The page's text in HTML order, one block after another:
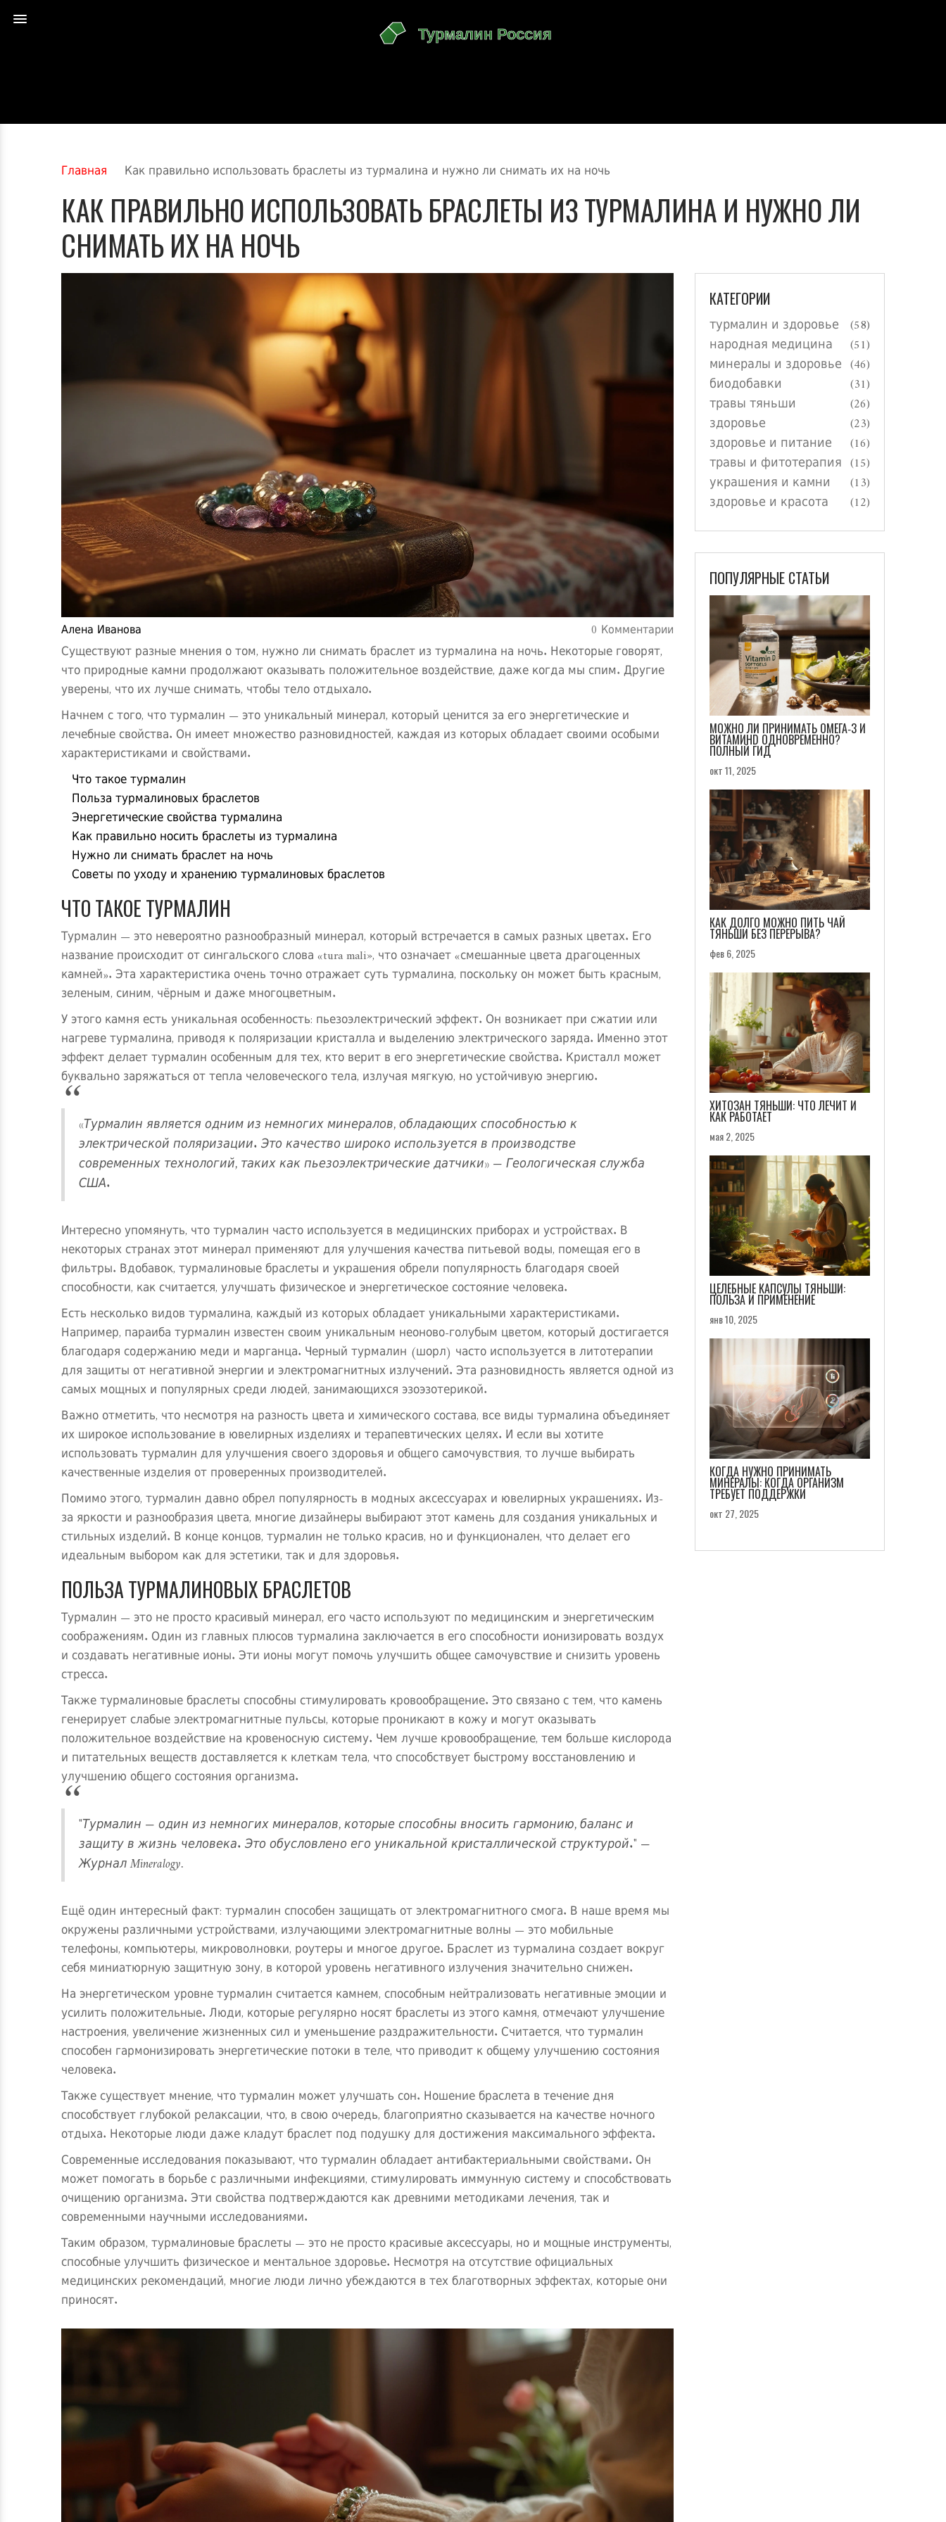
Главная Как правильно использовать браслеты из турмалина и нужно ли снимать их на ночь
КАК ПРАВИЛЬНО ИСПОЛЬЗОВАТЬ БРАСЛЕТЫ ИЗ ТУРМАЛИНА И НУЖНО ЛИ
СНИМАТЬ ИХ НА НОЧЬ
Алена Иванова 0 Комментарии
Существуют разные мнения о том, нужно ли снимать браслет из турмалина на ночь. Некоторые говорят,
что природные камни продолжают оказывать положительное воздействие, даже когда мы спим. Другие
уверены, что их лучше снимать, чтобы тело отдыхало.
Начнем с того, что турмалин — это уникальный минерал, который ценится за его энергетические и
лечебные свойства. Он имеет множество разновидностей, каждая из которых обладает своими особыми
характеристиками и свойствами.
Что такое турмалин
Польза турмалиновых браслетов
Энергетические свойства турмалина
Как правильно носить браслеты из турмалина
Нужно ли снимать браслет на ночь
Советы по уходу и хранению турмалиновых браслетов
ЧТО ТАКОЕ ТУРМАЛИН
Турмалин — это невероятно разнообразный минерал, который встречается в самых разных цветах. Его
название происходит от сингальского слова «tura mali», что означает «смешанные цвета драгоценных
камней». Эта характеристика очень точно отражает суть турмалина, поскольку он может быть красным,
зеленым, синим, чёрным и даже многоцветным.
У этого камня есть уникальная особенность: пьезоэлектрический эффект. Он возникает при сжатии или
нагреве турмалина, приводя к поляризации кристалла и выделению электрического заряда. Именно этот
эффект делает турмалин особенным для тех, кто верит в его энергетические свойства. Кристалл может
буквально заряжаться от тепла человеческого тела, излучая мягкую, но устойчивую энергию.
«Турмалин является одним из немногих минералов, обладающих способностью к
электрической поляризации. Это качество широко используется в производстве
современных технологий, таких как пьезоэлектрические датчики» — Геологическая служба
США.
Интересно упомянуть, что турмалин часто используется в медицинских приборах и устройствах. В
некоторых странах этот минерал применяют для улучшения качества питьевой воды, помещая его в
фильтры. Вдобавок, турмалиновые браслеты и украшения обрели популярность благодаря своей
способности, как считается, улучшать физическое и энергетическое состояние человека.
Есть несколько видов турмалина, каждый из которых обладает уникальными характеристиками.
Например, параиба турмалин известен своим уникальным неоново-голубым цветом, который достигается
благодаря содержанию меди и марганца. Черный турмалин (шорл) часто используется в литотерапии
для защиты от негативной энергии и электромагнитных излучений. Эта разновидность является одной из
самых мощных и популярных среди людей, занимающихся эзоэзотерикой.
Важно отметить, что несмотря на разность цвета и химического состава, все виды турмалина объединяет
их широкое использование в ювелирных изделиях и терапевтических целях. И если вы хотите
использовать турмалин для улучшения своего здоровья и общего самочувствия, то лучше выбирать
качественные изделия от проверенных производителей.
Помимо этого, турмалин давно обрел популярность в модных аксессуарах и ювелирных украшениях. Из-
за яркости и разнообразия цвета, многие дизайнеры выбирают этот камень для создания уникальных и
стильных изделий. В конце концов, турмалин не только красив, но и функционален, что делает его
идеальным выбором как для эстетики, так и для здоровья.
ПОЛЬЗА ТУРМАЛИНОВЫХ БРАСЛЕТОВ
Турмалин — это не просто красивый минерал, его часто используют по медицинским и энергетическим
соображениям. Один из главных плюсов турмалина заключается в его способности ионизировать воздух
и создавать негативные ионы. Эти ионы могут помочь улучшить общее самочувствие и снизить уровень
стресса.
Также турмалиновые браслеты способны стимулировать кровообращение. Это связано с тем, что камень
генерирует слабые электромагнитные пульсы, которые проникают в кожу и могут оказывать
положительное воздействие на кровеносную систему. Чем лучше кровообращение, тем больше кислорода
и питательных веществ доставляется к клеткам тела, что способствует быстрому восстановлению и
улучшению общего состояния организма.
"Турмалин — один из немногих минералов, которые способны вносить гармонию, баланс и
защиту в жизнь человека. Это обусловлено его уникальной кристаллической структурой." —
Журнал Mineralogy.
Ещё один интересный факт: турмалин способен защищать от электромагнитного смога. В наше время мы
окружены различными устройствами, излучающими электромагнитные волны — это мобильные
телефоны, компьютеры, микроволновки, роутеры и многое другое. Браслет из турмалина создает вокруг
себя миниатюрную защитную зону, в которой уровень негативного излучения значительно снижен.
На энергетическом уровне турмалин считается камнем, способным нейтрализовать негативные эмоции и
усилить положительные. Люди, которые регулярно носят браслеты из этого камня, отмечают улучшение
настроения, увеличение жизненных сил и уменьшение раздражительности. Считается, что турмалин
способен гармонизировать энергетические потоки в теле, что приводит к общему улучшению состояния
человека.
Также существует мнение, что турмалин может улучшать сон. Ношение браслета в течение дня
способствует глубокой релаксации, что, в свою очередь, благоприятно сказывается на качестве ночного
отдыха. Некоторые люди даже кладут браслет под подушку для достижения максимального эффекта.
Современные исследования показывают, что турмалин обладает антибактериальными свойствами. Он
может помогать в борьбе с различными инфекциями, стимулировать иммунную систему и способствовать
очищению организма. Эти свойства подтверждаются как древними методиками лечения, так и
современными научными исследованиями.
Таким образом, турмалиновые браслеты — это не просто красивые аксессуары, но и мощные инструменты,
способные улучшить физическое и ментальное здоровье. Несмотря на отсутствие официальных
медицинских рекомендаций, многие люди лично убеждаются в тех благотворных эффектах, которые они
приносят.
КАТЕГОРИИ
турмалин и здоровье (58)
народная медицина (51)
минералы и здоровье (46)
биодобавки (31)
травы тяньши (26)
здоровье (23)
здоровье и питание (16)
травы и фитотерапия (15)
украшения и камни (13)
здоровье и красота (12)
ПОПУЛЯРНЫЕ СТАТЬИ
МОЖНО ЛИ ПРИНИМАТЬ ОМЕГА‑3 И
ВИТАМИНD ОДНОВРЕМЕННО?
ПОЛНЫЙ ГИД
окт 11, 2025
КАК ДОЛГО МОЖНО ПИТЬ ЧАЙ
ТЯНЬШИ БЕЗ ПЕРЕРЫВА?
фев 6, 2025
ХИТОЗАН ТЯНЬШИ: ЧТО ЛЕЧИТ И
КАК РАБОТАЕТ
мая 2, 2025
ЦЕЛЕБНЫЕ КАПСУЛЫ ТЯНЬШИ:
ПОЛЬЗА И ПРИМЕНЕНИЕ
янв 10, 2025
КОГДА НУЖНО ПРИНИМАТЬ
МИНЕРАЛЫ: КОГДА ОРГАНИЗМ
ТРЕБУЕТ ПОДДЕРЖКИ
окт 27, 2025